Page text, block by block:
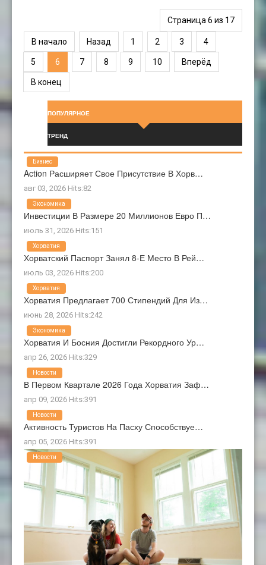
Страница 6 из 17
В начало Назад 1 2 3 4
5 6 7 8 9 10 Вперёд
В конец
ПОПУЛЯРНОЕ
ТРЕНД
Action Расширяет Свое Присутствие В Хорв…
авг 03, 2026 Hits:82
Бизнес
Инвестиции В Размере 20 Миллионов Евро П…
июль 31, 2026 Hits:151
Экономика
Хорватский Паспорт Занял 8-Е Место В Рей…
июль 03, 2026 Hits:200
Хорватия
Хорватия Предлагает 700 Стипендий Для Из…
июнь 28, 2026 Hits:242
Хорватия
Хорватия И Босния Достигли Рекордного Ур…
апр 26, 2026 Hits:329
Экономика
В Первом Квартале 2026 Года Хорватия Заф…
апр 09, 2026 Hits:391
Новости
Активность Туристов На Пасху Способствуе…
апр 05, 2026 Hits:391
Новости
Новости